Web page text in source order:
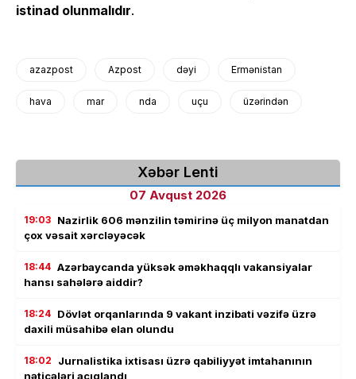
istinad olunmalıdır.
azazpost Azpost dəyi Ermənistan
hava mar nda uçu üzərindən
Xəbər Lenti
07 Avqust 2026
19:03 Nazirlik 606 mənzilin təmirinə üç milyon manatdan
çox vəsait xərcləyəcək
18:44 Azərbaycanda yüksək əməkhaqqlı vakansiyalar
hansı sahələrə aiddir?
18:24 Dövlət orqanlarında 9 vakant inzibati vəzifə üzrə
daxili müsahibə elan olundu
18:02
Jurnalistika ixtisası üzrə qabiliyyət imtahanının
nəticələri açıqlandı